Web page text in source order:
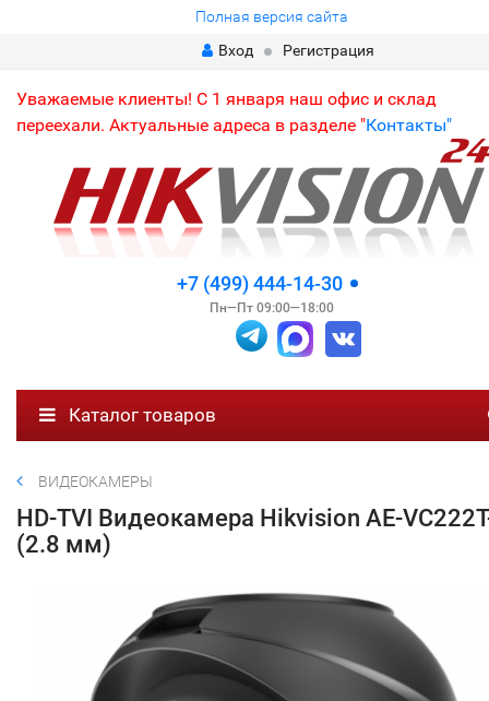
Полная версия сайта
Вход
Регистрация
Уважаемые клиенты! С 1 января наш офис и склад
переехали. Актуальные адреса в разделе "Контакты"
+7 (499) 444-14-30
Пн—Пт 09:00—18:00
Каталог товаров
ВИДЕОКАМЕРЫ
HD-TVI Видеокамера Hikvision AE-
(2.8 мм)